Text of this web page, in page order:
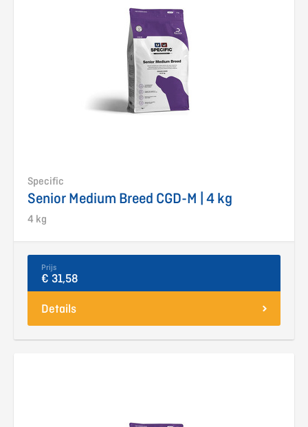
Specific
Senior Medium Breed CGD-M | 4 kg
4 kg
Prijs
€ 31,58
Details